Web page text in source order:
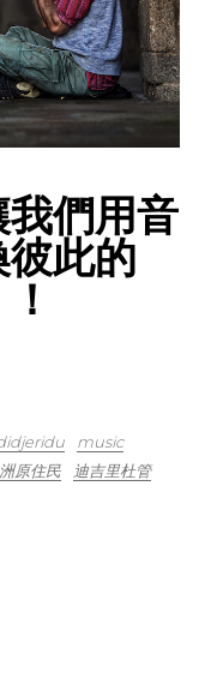
們用音
此的
music
原住民 迪吉里杜管